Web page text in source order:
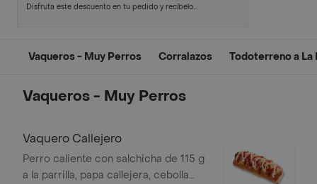
Disfruta este descuento en tu pedido y recíbelo
Vaqueros - Muy Perros Corralazos Todoterreno a La
Vaqueros - Muy Perros
Vaquero Callejero
Perro caliente con salchicha de 115 g
a la parrilla, papa callejera, cebolla